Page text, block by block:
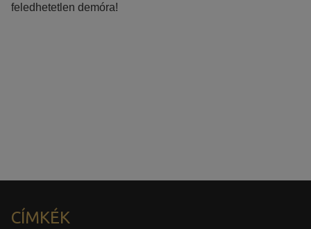
feledhetetlen demóra!
CÍMKÉK